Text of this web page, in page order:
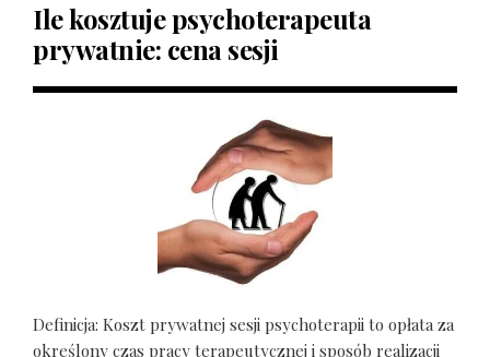
Ile kosztuje psychoterapeuta
prywatnie: cena sesji
Definicja: Koszt prywatnej sesji psychoterapii to opłata za
określony czas pracy terapeutycznej i sposób realizacji